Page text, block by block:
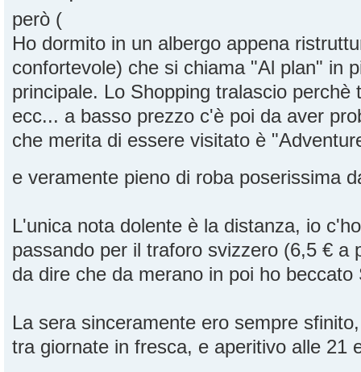
però
Ho dormito in un albergo appena
confortevole) che si chiama "Al plan" in
principale. Lo Shopping tralascio perchè
ecc... a basso prezzo c'è poi da aver
che merita di essere visitato è
e veramente pieno di roba poserissima
L'unica nota dolente è la distanza, io
passando per il traforo svizzero (6,5 € a
da dire che da merano in poi ho
La sera sinceramente ero sempre
tra giornate in fresca, e aperitivo alle 21